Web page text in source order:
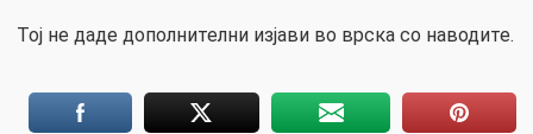
Тој не даде дополнителни изјави во врска со наводите.